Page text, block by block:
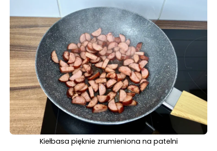
Kiełbasa pięknie zrumieniona na patelni